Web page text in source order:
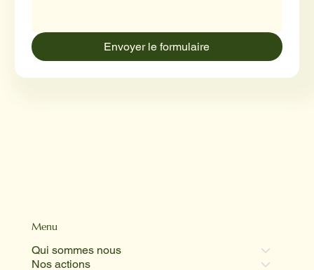
Menu
Qui sommes nous
Nos actions
Envoyer le formulaire